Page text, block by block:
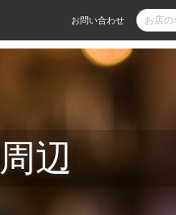
お問い合わせ
辺